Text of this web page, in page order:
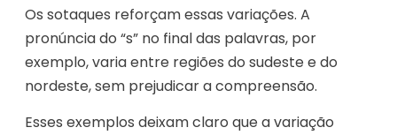
Os sotaques reforçam essas variações. A
pronúncia do “s” no final das palavras, por
exemplo, varia entre regiões do sudeste e do
nordeste, sem prejudicar a compreensão.
Esses exemplos deixam claro que a variação